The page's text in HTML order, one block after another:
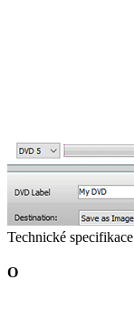
Technické specifikace
O